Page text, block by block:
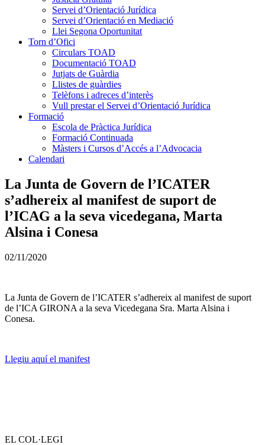
Servei d’Orientació Jurídica
Servei d’Orientació en Mediació
Llei Segona Oportunitat
Torn d’Ofici
Circulars TOAD
Documentació TOAD
Jutjats de Guàrdia
Llistes de guàrdies
Telèfons i adreces d’interès
Vull prestar el Servei d’Orientació Jurídica
Formació
Escola de Pràctica Jurídica
Formació Continuada
Màsters i Cursos d’Accés a l’Advocacia
Calendari
La Junta de Govern de l’ICATER
s’adhereix al manifest de suport de
l’ICAG a la seva vicedegana, Marta
Alsina i Conesa
02/11/2020
La Junta de Govern de l’ICATER s’adhereix al manifest de suport
de l’ICA GIRONA a la seva Vicedegana Sra. Marta Alsina i
Conesa.
Llegiu aquí el manifest
EL COL·LEGI